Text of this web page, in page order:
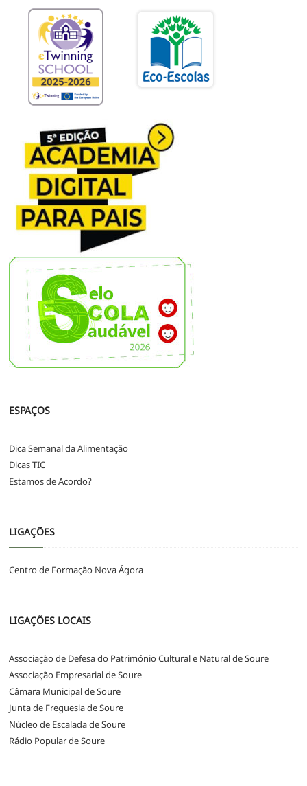
ESPAÇOS
Dica Semanal da Alimentação
Dicas TIC
Estamos de Acordo?
LIGAÇÕES
Centro de Formação Nova Ágora
LIGAÇÕES LOCAIS
Associação de Defesa do Património Cultural e Natural de Soure
Associação Empresarial de Soure
Câmara Municipal de Soure
Junta de Freguesia de Soure
Núcleo de Escalada de Soure
Rádio Popular de Soure